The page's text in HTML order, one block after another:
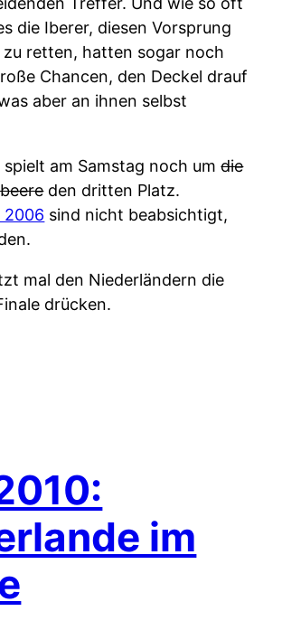
die Iberer, diesen Vorsprung
zu retten, hatten sogar noch
Chancen, den Deckel drauf
aber an ihnen selbst
spielt am Samstag noch umdie
den dritten Platz.
2006 sind nicht beabsichtigt,
mal den Niederländern die
drücken.
im